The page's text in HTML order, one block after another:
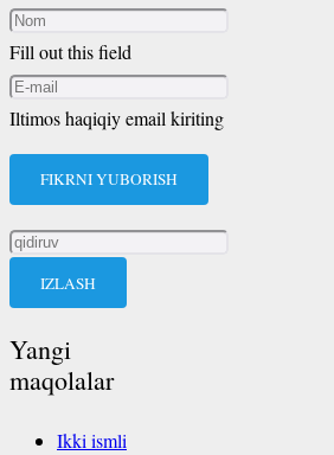
Fill out this field
Iltimos haqiqiy email kiriting
FIKRNI YUBORISH
Qidirshish:
Yangi
maqolalar
Ikki ismli